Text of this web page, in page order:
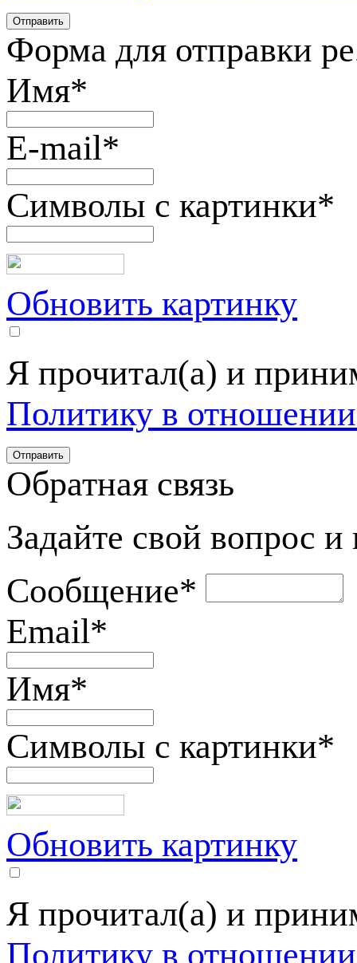
Форма для отправки
Имя*
E-mail*
Символы с картинки*
Обновить картинку
Я прочитал(а) и
Политику в
Обратная связь
Задайте свой вопрос
Сообщение*
Email*
Имя*
Символы с картинки*
Обновить картинку
Я прочитал(а) и
Политику в